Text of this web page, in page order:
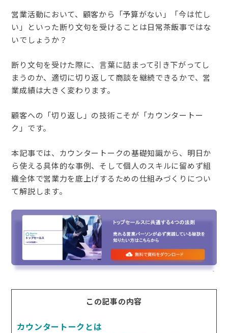
営業活動において、顧客から「予算がない」「今は忙し
い」といった断り文句を受けることは日常茶飯事ではな
いでしょうか？
断り文句を受けた際に、言葉に詰まって引き下がってし
まうのか、適切に切り返して商談を継続できるかで、営
業成績は大きく変わります。
顧客への「切り返し」の技術こそが「カウンタートー
ク」です。
本記事では、カウンタートークの基礎知識から、明日か
ら使える具体的な事例、そして個人のスキルに留めず組
織全体で営業力を底上げするための仕組みづくりについ
て解説します。
この記事の内容
カウンタートークとは